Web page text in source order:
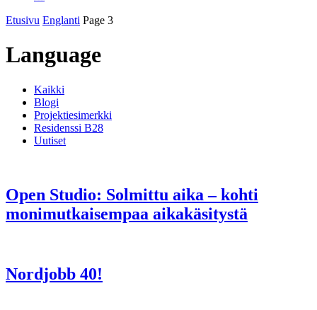
Etusivu Englanti Page 3
Language
Kaikki
Blogi
Projektiesimerkki
Residenssi B28
Uutiset
Open Studio: Solmittu aika – kohti
monimutkaisempaa aikakäsitystä
Nordjobb 40!